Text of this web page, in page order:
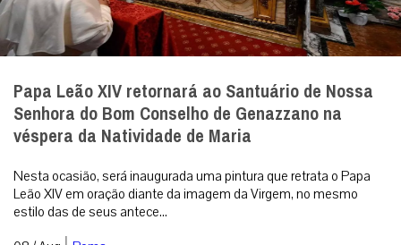
Uma língua que ninguém entende
A crise da linguagem moderna é, no fundo e na raiz, uma crise
align=”aligncenter” width...
08 / Aug|Análise